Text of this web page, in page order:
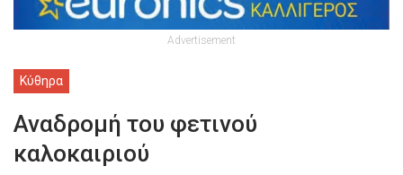
Advertisement
Κύθηρα
Αναδρομή του φετινού
καλοκαιριού